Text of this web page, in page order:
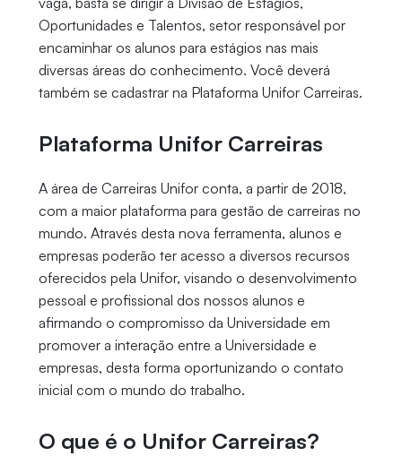
Oportunidades e Talentos, setor responsável por
encaminhar os alunos para estágios nas mais
diversas áreas do conhecimento. Você deverá
também se cadastrar na Plataforma Unifor Carreiras.
Plataforma Unifor Carreiras
A área de Carreiras Unifor conta, a partir de 2018,
com a maior plataforma para gestão de carreiras no
mundo. Através desta nova ferramenta, alunos e
empresas poderão ter acesso a diversos recursos
oferecidos pela Unifor, visando o desenvolvimento
pessoal e profissional dos nossos alunos e
afirmando o compromisso da Universidade em
promover a interação entre a Universidade e
empresas, desta forma oportunizando o contato
inicial com o mundo do trabalho.
O que é o Unifor Carreiras?